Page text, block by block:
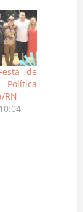
de
Política
RN